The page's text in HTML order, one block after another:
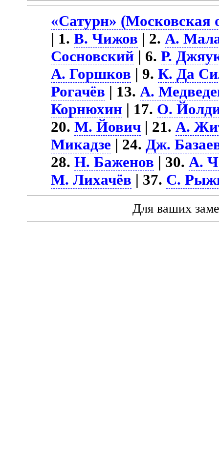
«Сатурн» (Московская
| 1.В. Чижов | 2.А.
Сосновский | 6.Р.
А. Горшков | 9.К. Да
Рогачёв | 13.А.
Корнюхин | 17. О.
20.М. Йович | 21.А.
Микадзе | 24.Дж.
28.Н. Баженов | 30.А.
М. Лихачёв | 37. С.
Для ваших